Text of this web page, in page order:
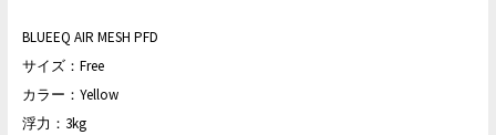
BLUEEQ AIR MESH PFD
サイズ：Free
カラー：Yellow
浮力：3kg